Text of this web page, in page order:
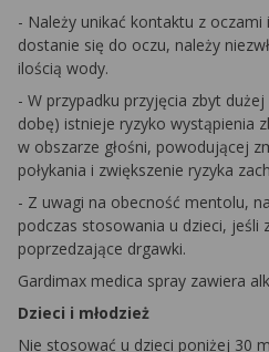
- Należy unikać kontaktu z oczami
dostanie się do oczu, należy
ilością wody.
- W przypadku przyjęcia zbyt
dobę) istnieje ryzyko wystąpienia
w obszarze głośni, powodującej
połykania i zwiększenie ryzyka
- Z uwagi na obecność mentolu,
podczas stosowania u dzieci, jeśli
poprzedzające drgawki.
Gardimax medica spray zawiera
Dzieci i młodzież
Nie stosować u dzieci poniżej 30